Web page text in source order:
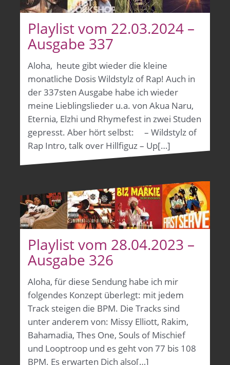
Playlist vom 22.03.2024 –
Ausgabe 337
Aloha, heute gibt wieder die kleine
monatliche Dosis Wildstylz of Rap! Auch in
der 337sten Ausgabe habe ich wieder
meine Lieblingslieder u.a. von Akua Naru,
Eternia, Elzhi und Rhymefest in zwei Studen
gepresst. Aber hört selbst: – Wildstylz of
Rap Intro, talk over Hillfiguz – Up[…]
Playlist vom 28.04.2023 –
Ausgabe 326
Aloha, für diese Sendung habe ich mir
folgendes Konzept überlegt: mit jedem
Track steigen die BPM. Die Tracks sind
unter anderem von: Missy Elliott, Rakim,
Bahamadia, Thes One, Souls of Mischief
und Looptroop und es geht von 77 bis 108
BPM. Es erwarten Dich also[…]